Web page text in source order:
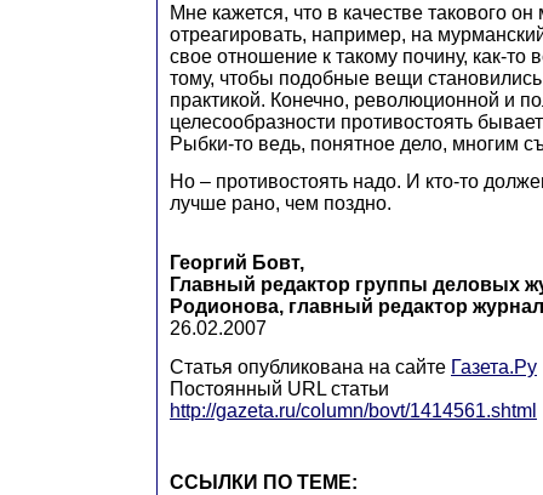
Мне кажется, что в качестве такового он
отреагировать, например, на
свое отношение к такому почину, как-то
тому, чтобы подобные вещи
практикой. Конечно, революционной и
целесообразности противостоять
Рыбки-то ведь, понятное дело, многим
Но – противостоять надо. И кто-то
лучше рано, чем поздно.
Георгий Бовт,
Главный редактор группы деловых
Родионова, главный редактор
26.02.2007
Статья опубликована на сайте Газета.Ру
Постоянный URL статьи
http://gazeta.ru/column/bovt/1414561.shtml
ССЫЛКИ ПО ТЕМЕ: